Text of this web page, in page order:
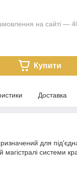
на сайті —
Купити
Доставка
для
магістралі системи